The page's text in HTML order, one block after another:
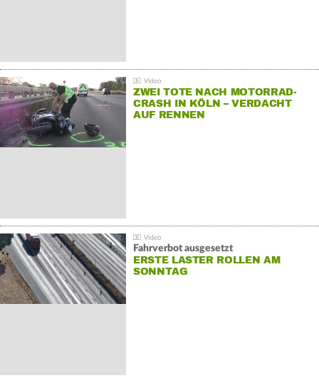
ZWEI TOTE NACH MOTORRAD-
CRASH IN KÖLN – VERDACHT
AUF RENNEN
Fahrverbot ausgesetzt
ERSTE LASTER ROLLEN AM
SONNTAG